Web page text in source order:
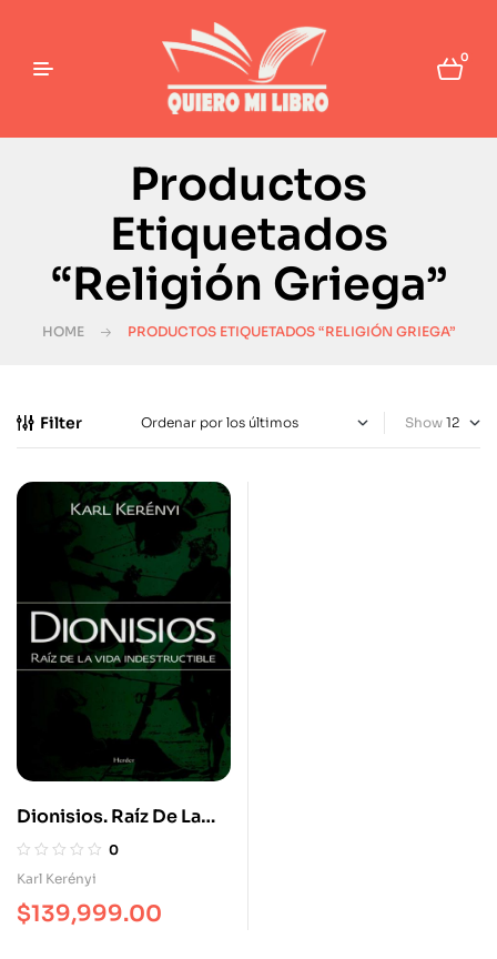
0
Productos
Etiquetados
“Religión Griega”
HOME PRODUCTOS ETIQUETADOS “RELIGIÓN GRIEGA”
Filter Show
Dionisios. Raíz De La
Vida Indestructible
0
Karl Kerényi
$139,999.00